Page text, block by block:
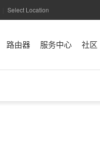
Select Location
路由器 服务中心 社区